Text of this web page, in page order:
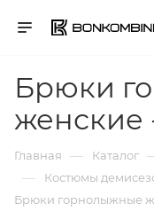
Брюки
женские
Главная — Каталог
— Костюмы
Брюки горнолыжные